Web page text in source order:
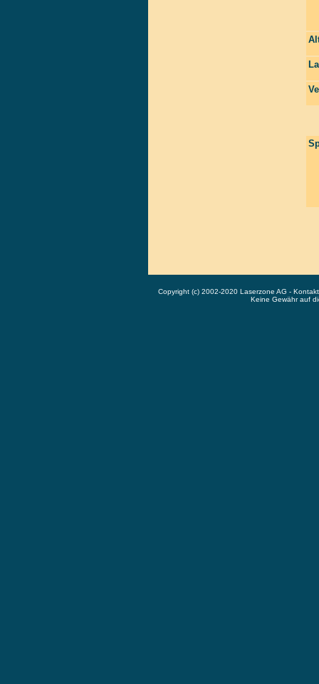
Copyright (c) 2002-2020 Laserzone AG -
Keine Gewähr auf